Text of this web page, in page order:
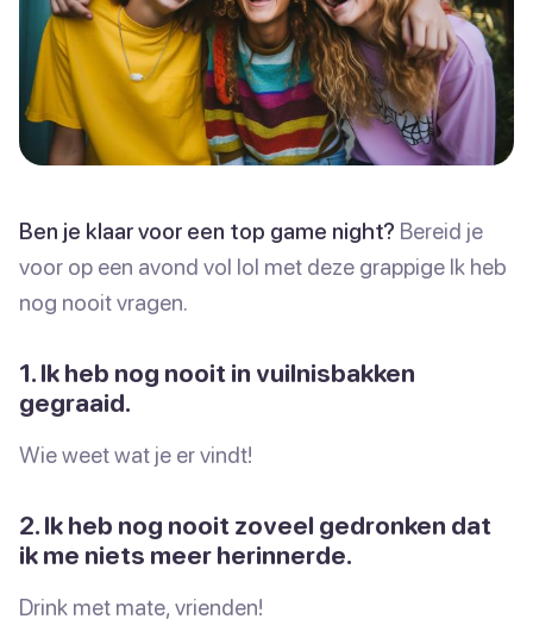
Ben je klaar voor een top game night? Bereid je
voor op een avond vol lol met deze grappige Ik heb
nog nooit vragen.
1. Ik heb nog nooit in vuilnisbakken
gegraaid.
Wie weet wat je er vindt!
2. Ik heb nog nooit zoveel gedronken dat
ik me niets meer herinnerde.
Drink met mate, vrienden!